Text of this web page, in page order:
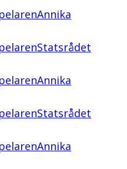
Annika
Statsrådet
Annika
Statsrådet
Annika